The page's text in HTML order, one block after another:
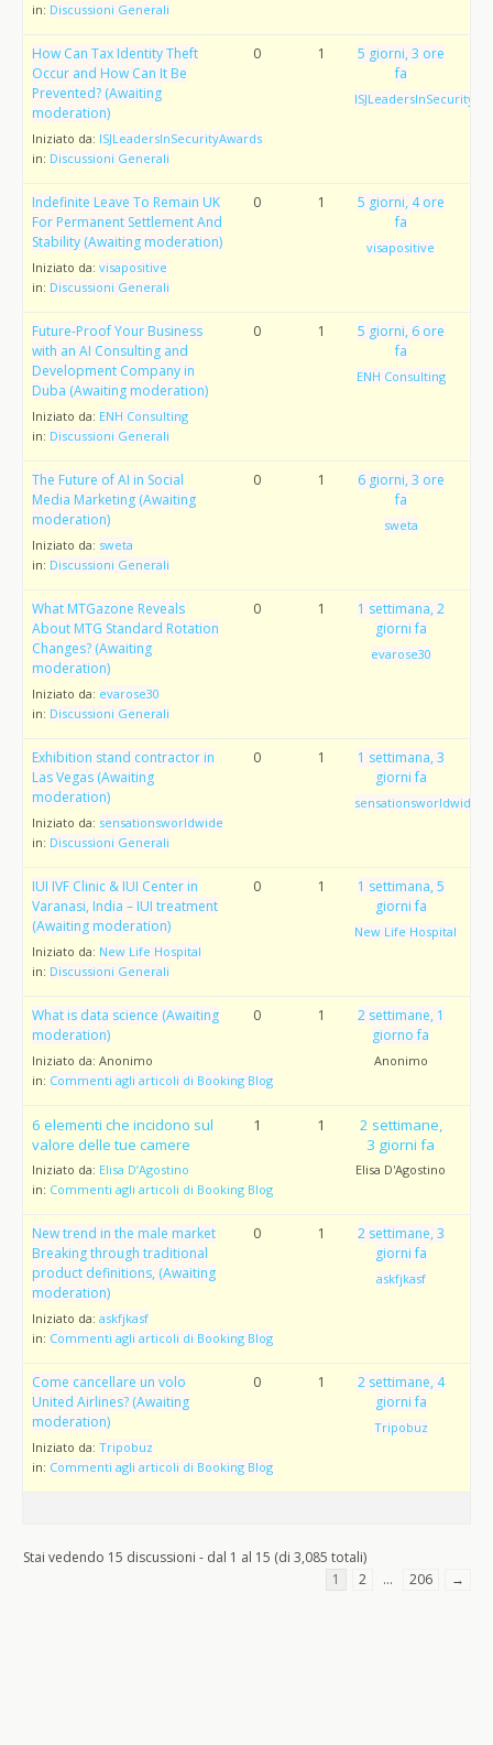
in: Discussioni Generali
How Can Tax Identity Theft
Occur and How Can It Be
Prevented? (Awaiting
moderation)
Iniziato da: ISJLeadersInSecurityAwards
in: Discussioni Generali
0 1
5 giorni, 3 ore
fa
Indefinite Leave To Remain UK
For Permanent Settlement And
Stability (Awaiting moderation)
Iniziato da: visapositive
in: Discussioni Generali
0 1
5 giorni, 4 ore
fa
visapositive
Future-Proof Your Business
with an AI Consulting and
Development Company in
Duba (Awaiting moderation)
Iniziato da: ENH Consulting
in: Discussioni Generali
0 1
5 giorni, 6 ore
fa
ENH Consulting
The Future of AI in Social
Media Marketing (Awaiting
moderation)
Iniziato da: sweta
in: Discussioni Generali
0 1
6 giorni, 3 ore
fa
sweta
What MTGazone Reveals
About MTG Standard Rotation
Changes? (Awaiting
moderation)
Iniziato da: evarose30
in: Discussioni Generali
0 1
1 settimana, 2
giorni fa
evarose30
Exhibition stand contractor in
Las Vegas (Awaiting
moderation)
Iniziato da: sensationsworldwide
in: Discussioni Generali
0 1
1 settimana, 3
giorni fa
sensationsworldwide
IUI IVF Clinic & IUI Center in
Varanasi, India – IUI treatment
(Awaiting moderation)
Iniziato da: New Life Hospital
in: Discussioni Generali
0 1
1 settimana, 5
giorni fa
New Life Hospital
What is data science (Awaiting
moderation)
Iniziato da: Anonimo
in: Commenti agli articoli di Booking Blog
0 1
2 settimane, 1
giorno fa
Anonimo
6 elementi che incidono sul
valore delle tue camere
Iniziato da: Elisa D’Agostino
in: Commenti agli articoli di Booking Blog
1 1
2 settimane,
3 giorni fa
Elisa D'Agostino
New trend in the male market
Breaking through traditional
product definitions, (Awaiting
moderation)
Iniziato da: askfjkasf
in: Commenti agli articoli di Booking Blog
0 1
2 settimane, 3
giorni fa
askfjkasf
Come cancellare un volo
United Airlines? (Awaiting
moderation)
Iniziato da: Tripobuz
in: Commenti agli articoli di Booking Blog
0 1
2 settimane, 4
giorni fa
Tripobuz
Stai vedendo 15 discussioni - dal 1 al 15 (di 3,085 totali)
1
2 … 206 →